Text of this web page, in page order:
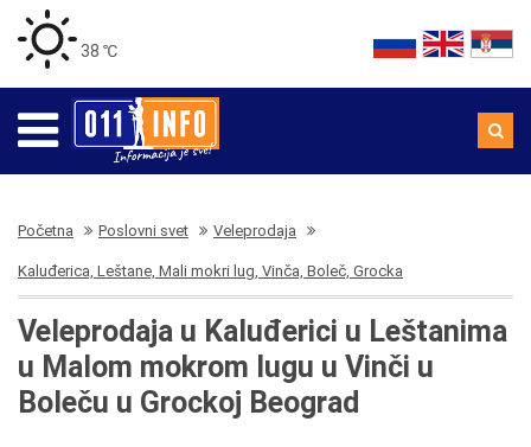
38 ℃
Početna Poslovni svet Veleprodaja
Kaluđerica, Leštane, Mali mokri lug, Vinča, Boleč, Grocka
Veleprodaja u Kaluđerici u Leštanima
u Malom mokrom lugu u Vinči u
Boleču u Grockoj Beograd